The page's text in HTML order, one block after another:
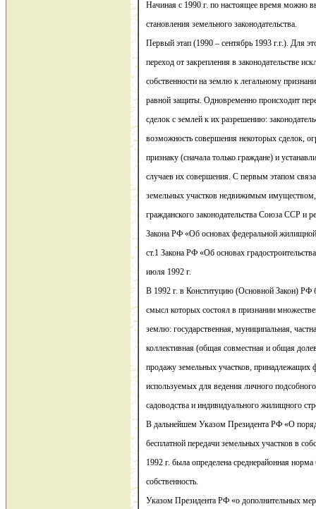
Начиная с 1990 г. по настоящее время можно
становления земельного законодательства.
Первый этап (1990 – сентябрь 1993 г.г.). Для
переход от закрепления в законодательстве
собственности на землю к легальному
равной защиты. Одновременно происходит
сделок с землей к их разрешению:
возможность совершения некоторых сделок,
признаку (сначала только граждане) и
случаев их совершения. С первым этапом
земельных участков недвижимым
гражданского законодательства Союза ССР и
Закона РФ «Об основах федеральной
ст.1 Закона РФ «Об основах
июля 1992 г.
В 1992 г. в Конституцию (Основной Закон) РФ
смысл которых состоял в признании
землю: государственная, муниципальная,
коллективная (общая совместная и общая
продажу земельных участков,
используемых для ведения личного
садоводства и индивидуального жилищного
В дальнейшем Указом Президента РФ «О
бесплатной передачи земельных участков в
1992 г. была определена среднерайонная
собственность.
Указом Президента РФ «о дополнительных